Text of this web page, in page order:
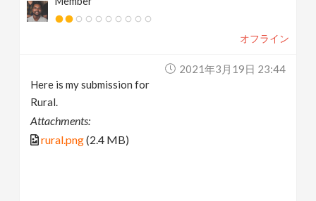
オフライン
2021年3月19日 23:44
Here is my submission for
Rural.
Attachments:
rural.png(2.4 MB)